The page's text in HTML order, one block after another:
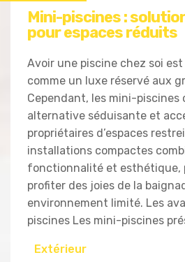
Mini-piscines :
pour espaces réduits
Avoir une piscine chez soi
comme un luxe réservé aux
Cependant, les mini-piscines
alternative séduisante et
propriétaires d’espaces
installations compactes
fonctionnalité et esthétique,
profiter des joies de la
environnement limité. Les
piscines Les mini-piscines
Extérieur